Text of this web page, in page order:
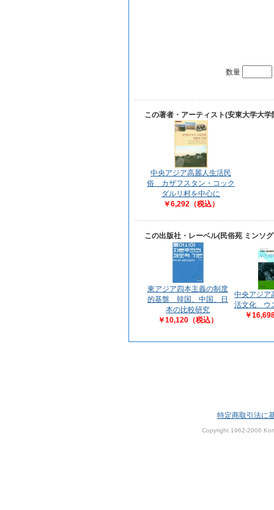
数量
この著者・アーティスト(安東大学大
中央アジア高麗人生活民
俗 カザフスタン・コック
ダルリ村を中心に
￥6,292（税込）
この出版社・レーベル(民俗苑 ミンソ
東アジア四本主義の制度
的基盤 韓国、中国、日
本の比較研究
￥10,120（税込）
中央アジア
活文化 ウ
￥
特定商取引法に
Copyright 1962-2006